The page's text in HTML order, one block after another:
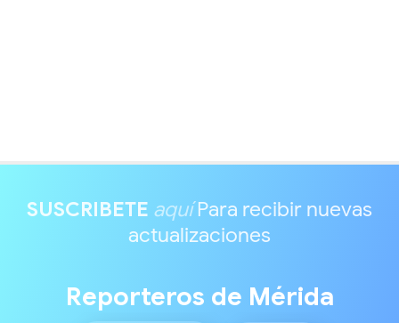
SUSCRIBETE aquíPara recibir nuevas
actualizaciones
Reporteros de Mérida